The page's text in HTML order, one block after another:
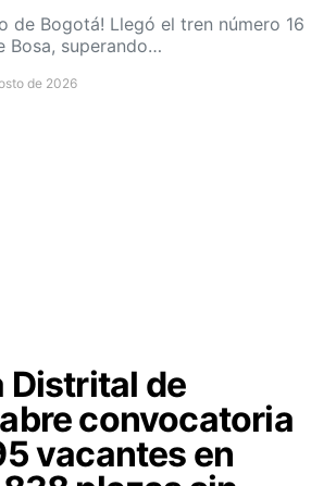
de Bogotá! Llegó el tren número 16
Bosa, superando…
de 2026
Distrital de
convocatoria
vacantes en